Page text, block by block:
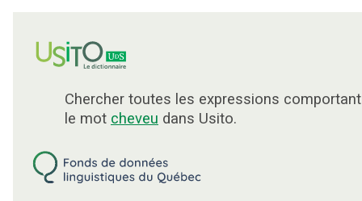
Chercher toutes les expressions comportant
le mot cheveu dans Usito.